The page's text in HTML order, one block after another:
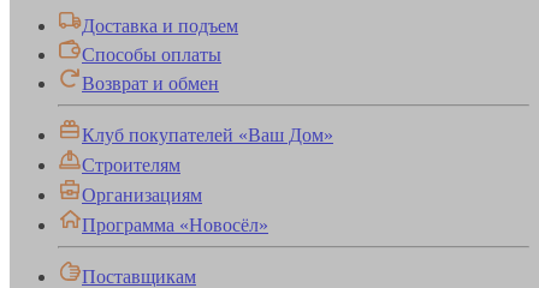
Доставка и подъем
Способы оплаты
Возврат и обмен
Клуб покупателей «Ваш Дом»
Строителям
Организациям
Программа «Новосёл»
Поставщикам